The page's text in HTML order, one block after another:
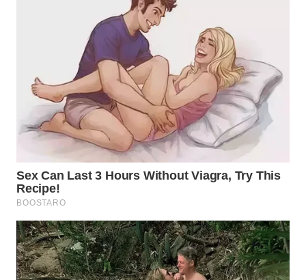
KUNINGAN
WN
MAJALENGKA
WN
SUBANG
WN
SUKABUMI